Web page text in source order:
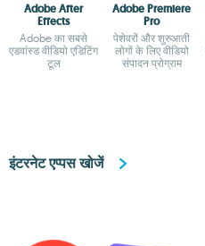
Adobe After
Effects
Adobe का सबसे
एडवांस्ड वीडियो एडिटिंग
टूल
Adobe Premiere
Pro
पेशेवरों और शुरुआती
लोगों के लिए वीडियो
संपादन प्रोग्राम
इंटरनेट एप्पस खोजें